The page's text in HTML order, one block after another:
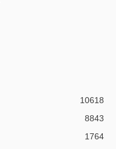
10618
8843
1764